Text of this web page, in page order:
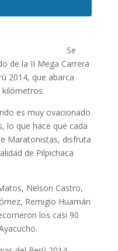
Se
de la II Mega Carrera
2014, que abarca
es muy ovacionado
lo que hace que cada
Maratonistas, disfruta
de Pilpichaca
Nelson Castro,
Remigio Huamán
los casi 90